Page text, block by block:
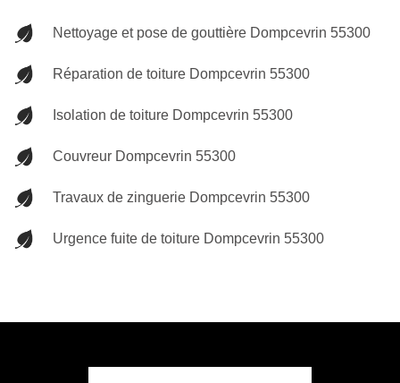
Nettoyage et pose de gouttière Dompcevrin 55300
Réparation de toiture Dompcevrin 55300
Isolation de toiture Dompcevrin 55300
Couvreur Dompcevrin 55300
Travaux de zinguerie Dompcevrin 55300
Urgence fuite de toiture Dompcevrin 55300